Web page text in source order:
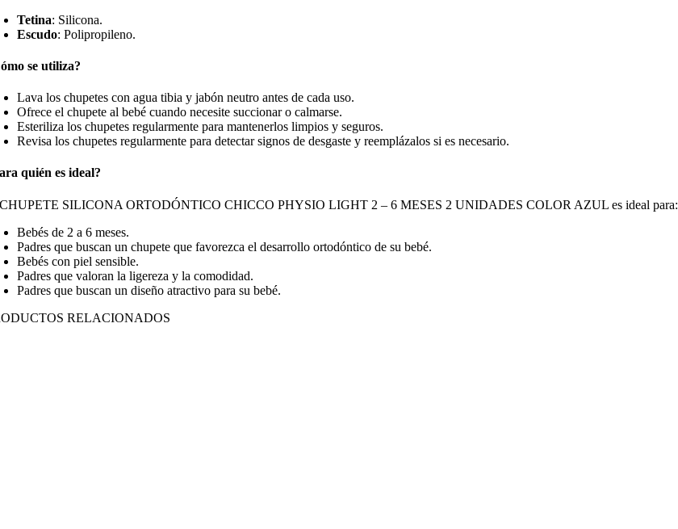
Tetina: Silicona.
Escudo: Polipropileno.
se utiliza?
Lava los chupetes con agua tibia y jabón neutro antes de cada uso.
Ofrece el chupete al bebé cuando necesite succionar o calmarse.
Esteriliza los chupetes regularmente para mantenerlos limpios y seguros.
Revisa los chupetes regularmente para detectar signos de desgaste y reemplázalos si es necesario.
quién es ideal?
SILICONA ORTODÓNTICO CHICCO PHYSIO LIGHT 2 – 6 MESES 2 UNIDADES COLOR AZUL es ideal para:
Bebés de 2 a 6 meses.
Padres que buscan un chupete que favorezca el desarrollo ortodóntico de su bebé.
Bebés con piel sensible.
Padres que valoran la ligereza y la comodidad.
Padres que buscan un diseño atractivo para su bebé.
RELACIONADOS